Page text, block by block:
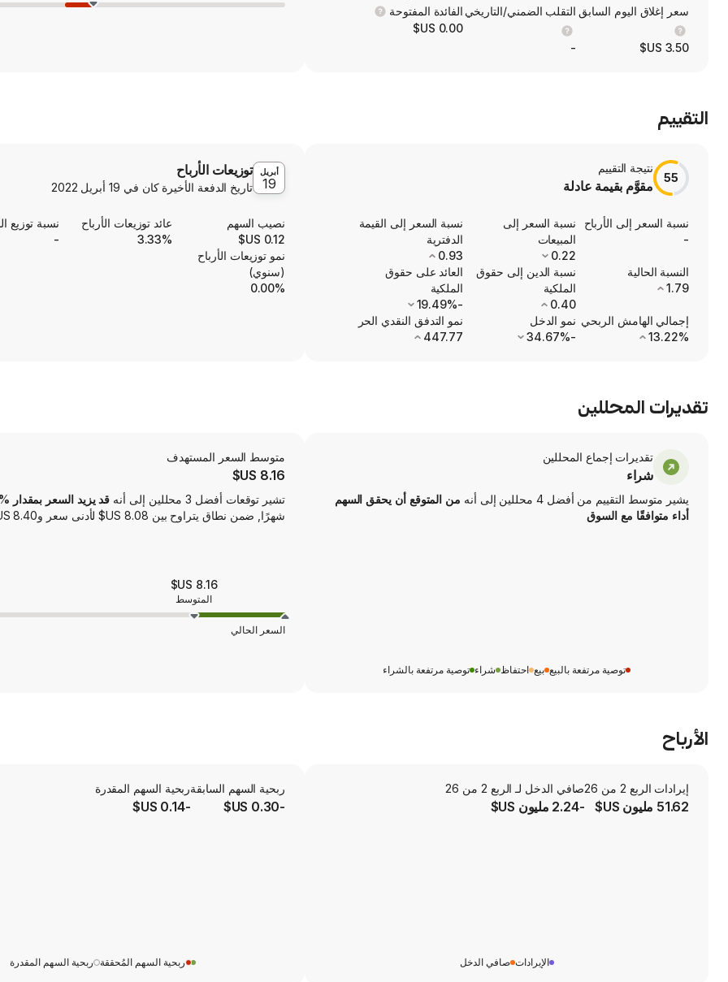
سعر إغلاق اليوم السابق
3.50 US$
التقلب الضمني/التاريخي
-
الفائدة المفتوحة
0.00 US$
التقييم
55
نتيجة التقييم
مقوَّم بقيمة عادلة
نسبة السعر إلى الأرباح
-
نسبة السعر إلى
المبيعات
0.22
نسبة السعر إلى القيمة
الدفترية
0.93
النسبة الحالية
1.79
نسبة الدين إلى حقوق
الملكية
0.40
العائد على حقوق
الملكية
-19.49%
إجمالي الهامش الربحي
13.22%
نمو الدخل
-34.67%
نمو التدفق النقدي الحر
447.77
أبريل
19
توزيعات الأرباح
تاريخ الدفعة الأخيرة كان في 19 أبريل 2022
نصيب السهم
0.12 US$
عائد توزيعات الأرباح
3.33%
نسبة توزيع
-
نمو توزيعات الأرباح
(سنوي)
0.00%
تقديرات المحللين
تقديرات إجماع المحللين
شراء
يشير متوسط التقييم من أفضل 4 محللين إلى أنه
من المتوقع أن يحقق السهم
أداء متوافقًا مع السوق
توصية مرتفعة بالبيع بيع احتفاظ شراء توصية مرتفعة بالشراء
متوسط ​​السعر المستهدف
8.16 US$
تشير توقعات أفضل 3 محللين إلى أنه قد يزيد السعر بمقدار 133.14‎%‎
شهرًا, ضمن نطاق يتراوح بين ‏8.08 US$ لأدنى سعر و‏8.40 US$ لأعلى سعر
8.16 US$
المتوسط
السعر الحالي
الأرباح
إيرادات الربع 2 من 26
51.62 مليون US$
صافي الدخل لـ الربع 2 من 26
-2.24 مليون US$
الإيرادات صافي الدخل
ربحية السهم السابقة
-0.30 US$
ربحية السهم المقدرة
-0.14 US$
ربحية السهم المُحققة ربحية السهم المقدرة